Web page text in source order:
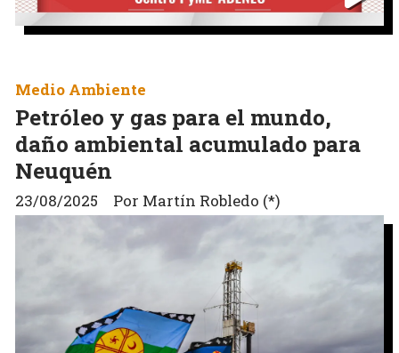
Petróleo y gas para el mundo,
daño ambiental acumulado para
Neuquén
Por Martín Robledo (*)
Medio Ambiente
23/08/2025